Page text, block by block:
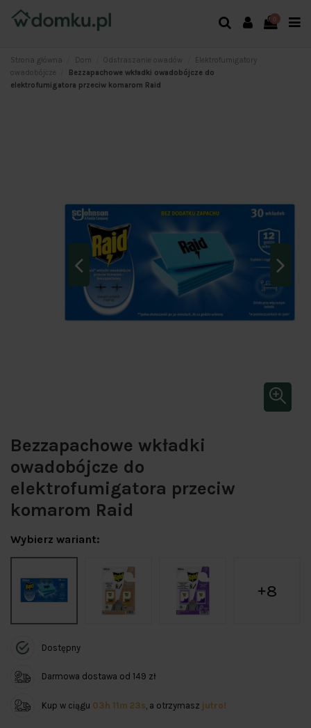
Strona główna Dom Odstraszanie owadów
Elektrofumigatory
owadobójcze
Bezzapachowe wkładki owadobójcze do
elektrofumigatora przeciw komarom Raid
Bezzapachowe wkładki
owadobójcze do
elektrofumigatora przeciw
komarom Raid
Wybierz wariant:
8
Dostępny
Darmowa dostawa od 149 zł
Kup w ciągu 03h 11m 23s , a otrzymasz jutro!